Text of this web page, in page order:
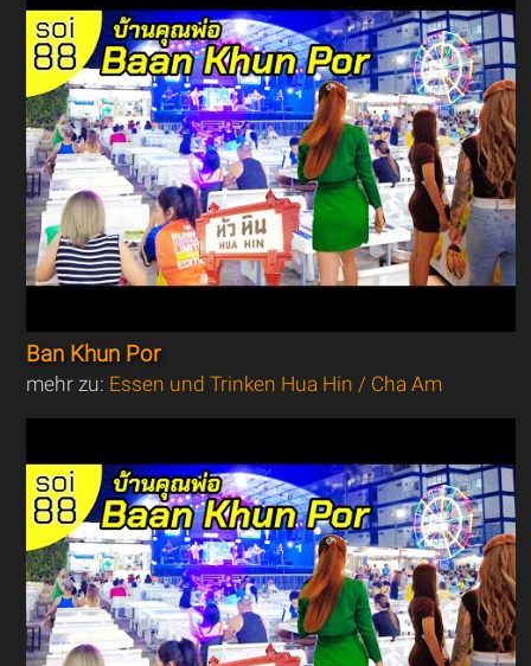
Ban Khun Por
mehr zu: Essen und Trinken Hua Hin / Cha Am